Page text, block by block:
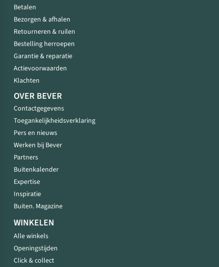
Betalen
Bezorgen & afhalen
Retourneren & ruilen
Bestelling herroepen
Garantie & reparatie
Actievoorwaarden
Klachten
OVER BEVER
Contactgegevens
Toegankelijkheidsverklaring
Pers en nieuws
Werken bij Bever
Partners
Buitenkalender
Expertise
Inspiratie
Buiten. Magazine
WINKELEN
Alle winkels
Openingstijden
Click & collect